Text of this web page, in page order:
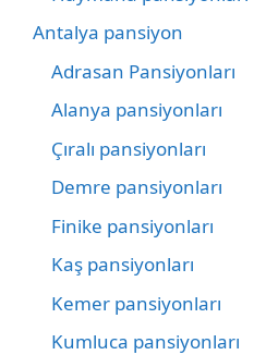
Antalya pansiyon
Adrasan Pansiyonları
Alanya pansiyonları
Çıralı pansiyonları
Demre pansiyonları
Finike pansiyonları
Kaş pansiyonları
Kemer pansiyonları
Kumluca pansiyonları